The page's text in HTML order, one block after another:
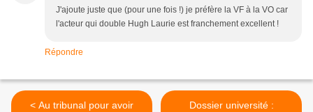
J'ajoute juste que (pour une fois !) je préfère la VF à la VO car
l'acteur qui double Hugh Laurie est franchement excellent !
Répondre
< Au tribunal pour avoir
Dossier université :